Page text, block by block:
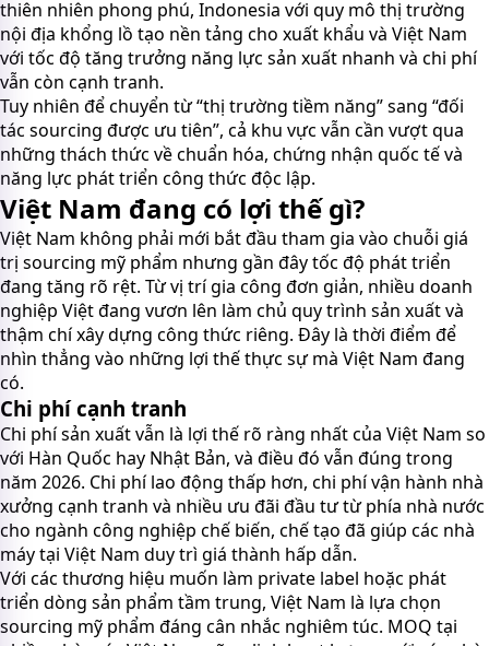
thiên nhiên phong phú, Indonesia với quy mô thị trường
nội địa khổng lồ tạo nền tảng cho xuất khẩu và Việt Nam
với tốc độ tăng trưởng năng lực sản xuất nhanh và chi phí
vẫn còn cạnh tranh.
Tuy nhiên để chuyển từ “thị trường tiềm năng” sang “đối
tác sourcing được ưu tiên”, cả khu vực vẫn cần vượt qua
những thách thức về chuẩn hóa, chứng nhận quốc tế và
năng lực phát triển công thức độc lập.
Việt Nam đang có lợi thế gì?
Việt Nam không phải mới bắt đầu tham gia vào chuỗi giá
trị sourcing mỹ phẩm nhưng gần đây tốc độ phát triển
đang tăng rõ rệt. Từ vị trí gia công đơn giản, nhiều doanh
nghiệp Việt đang vươn lên làm chủ quy trình sản xuất và
thậm chí xây dựng công thức riêng. Đây là thời điểm để
nhìn thẳng vào những lợi thế thực sự mà Việt Nam đang
có.
Chi phí cạnh tranh
Chi phí sản xuất vẫn là lợi thế rõ ràng nhất của Việt Nam so
với Hàn Quốc hay Nhật Bản, và điều đó vẫn đúng trong
năm 2026. Chi phí lao động thấp hơn, chi phí vận hành nhà
xưởng cạnh tranh và nhiều ưu đãi đầu tư từ phía nhà nước
cho ngành công nghiệp chế biến, chế tạo đã giúp các nhà
máy tại Việt Nam duy trì giá thành hấp dẫn.
Với các thương hiệu muốn làm private label hoặc phát
triển dòng sản phẩm tầm trung, Việt Nam là lựa chọn
sourcing mỹ phẩm đáng cân nhắc nghiêm túc. MOQ tại